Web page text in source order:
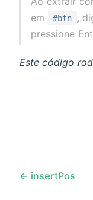
em
#btn ,
pressione
Este código
insertPos